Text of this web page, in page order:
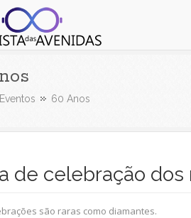
das Avenidas
Eventos 60 Anos
de celebração
são raras como diamantes.